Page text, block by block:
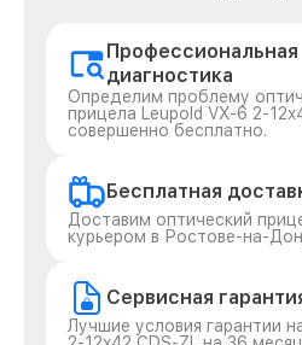
Профессиональная
диагностика
Определим проблему
прицела Leupold VX-6 2-
совершенно бесплатно.
Бесплатная
Доставим оптический
курьером в Ростове-на-
Сервисная
Лучшие условия гарантии